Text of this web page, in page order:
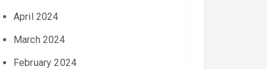
April 2024
March 2024
February 2024